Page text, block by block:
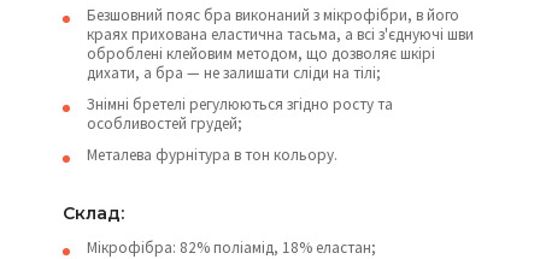
Безшовний пояс бра виконаний з мікрофібри, в його
краях прихована еластична тасьма, а всі з'єднуючі шви
оброблені клейовим методом, що дозволяє шкірі
дихати, а бра — не залишати сліди на тілі;
Знімні бретелі регулюються згідно росту та
особливостей грудей;
Металева фурнітура в тон кольору.
Склад:
Мікрофібра: 82% поліамід, 18% еластан;